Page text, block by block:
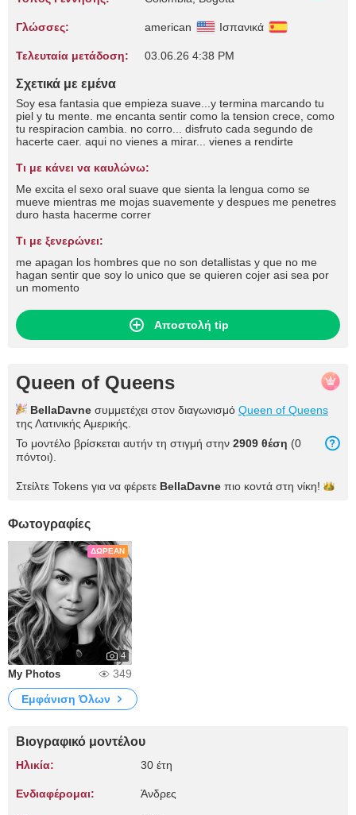
Γλώσσες: american Ισπανικά
Τελευταία μετάδοση: 03.06.26 4:38 PM
Σχετικά με εμένα
Soy esa fantasia que empieza suave...y termina marcando tu
piel y tu mente. me encanta sentir como la tension crece, como
tu respiracion cambia. no corro... disfruto cada segundo de
hacerte caer. aqui no vienes a mirar... vienes a rendirte
Τι με κάνει να καυλώνω:
Me excita el sexo oral suave que sienta la lengua como se
mueve mientras me mojas suavemente y despues me penetres
duro hasta hacerme correr
Τι με ξενερώνει:
me apagan los hombres que no son detallistas y que no me
hagan sentir que soy lo unico que se quieren cojer asi sea por
un momento
Αποστολή tip
Queen of Queens
BellaDavne συμμετέχει στον διαγωνισμό Queen of Queens
της Λατινικής Αμερικής.
Το μοντέλο βρίσκεται αυτήν τη στιγμή στην 2909 θέση (0
πόντοι).
Στείλτε Tokens για να φέρετε BellaDavne πιο κοντά στη νίκη!
Φωτογραφίες
ΔΩΡΕΆΝ
4
My Photos
349
Εμφάνιση Όλων
Βιογραφικό μοντέλου
Ηλικία: 30 έτη
Ενδιαφέρομαι: Άνδρες